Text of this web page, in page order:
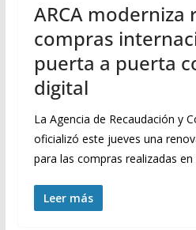
ARCA moderniza
compras
puerta a puerta
digital
La Agencia de Recaudación y
oficializó este jueves una
para las compras realizadas en
Leer más